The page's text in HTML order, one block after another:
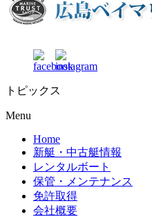
トピックス
Menu
Home
新艇・中古艇情報
レンタルボート
保管・メンテナンス
免許取得
会社概要